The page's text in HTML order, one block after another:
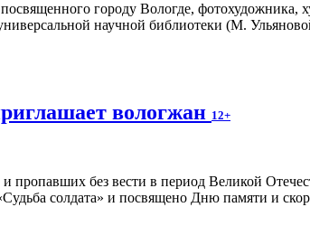
городу Вологде, фотохудожника,
научной библиотеки (М.
вологжан 12+
без вести в период Великой
солдата» и посвящено Дню памяти и